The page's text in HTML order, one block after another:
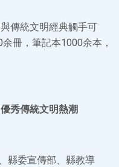
傳統文明經典觸手可
冊，筆記本1000余本，
秀傳統文明熱潮
縣委宣傳部、縣教導